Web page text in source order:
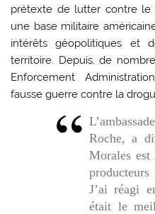
prétexte de lutter contre
une base militaire
intérêts géopolitiques et
territoire. Depuis, de
Enforcement
fausse guerre contre la
Roche, a
Morales est
J’ai réagi
était le